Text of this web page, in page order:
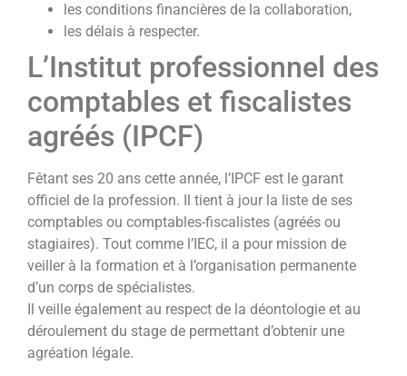
les conditions financières de la collaboration,
les délais à respecter.
L’Institut professionnel des
comptables et fiscalistes
agréés (IPCF)
Fêtant ses 20 ans cette année, l’IPCF est le garant
officiel de la profession. Il tient à jour la liste de ses
comptables ou comptables-fiscalistes (agréés ou
stagiaires). Tout comme l’IEC, il a pour mission de
veiller à la formation et à l’organisation permanente
d’un corps de spécialistes.
Il veille également au respect de la déontologie et au
déroulement du stage de permettant d’obtenir une
agréation légale.